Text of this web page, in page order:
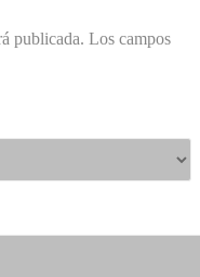
publicada. Los campos